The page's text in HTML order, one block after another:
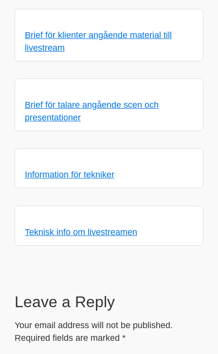
Brief för klienter angående material till
livestream
Brief för talare angående scen och
presentationer
Information för tekniker
Teknisk info om livestreamen
Leave a Reply
Your email address will not be published.
Required fields are marked *